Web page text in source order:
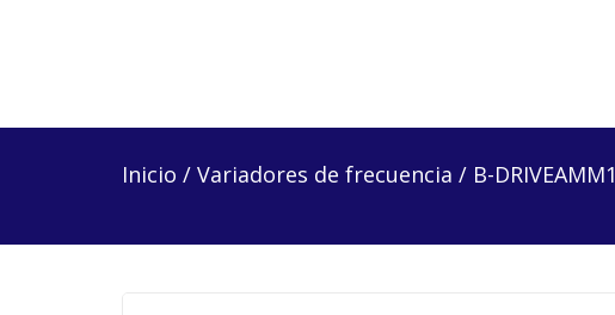
Inicio / Variadores de frecuencia / B-